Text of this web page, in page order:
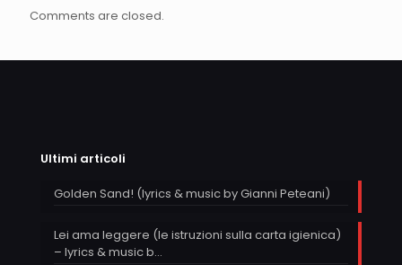
Comments are closed.
Ultimi articoli
Golden Sand! (lyrics & music by Gianni Peteani)
Lei ama leggere (le istruzioni sulla carta igienica)
– lyrics & music b…